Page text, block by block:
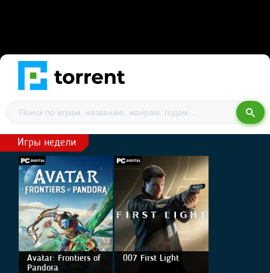
Игры недели
Avatar: Frontiers of
Pandora
007 First Light